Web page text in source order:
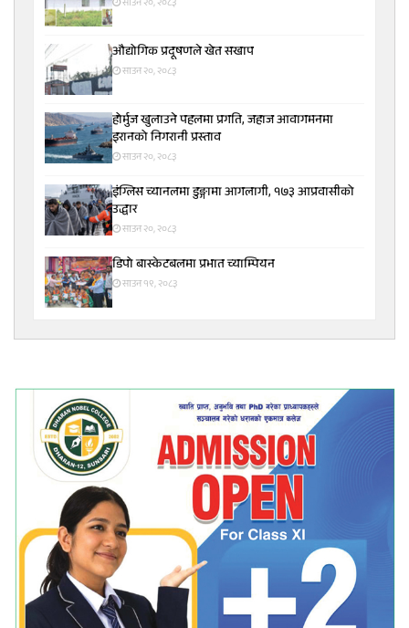
साउन २०, २०८३
औद्योगिक प्रदूषणले खेत सखाप
साउन २०, २०८३
होर्मुज खुलाउने पहलमा प्रगति, जहाज आवागमनमा
इरानको निगरानी प्रस्ताव
साउन २०, २०८३
इंग्लिस च्यानलमा डुङ्गामा आगलागी, १७३ आप्रवासीको
उद्धार
साउन २०, २०८३
डिपो बास्केटबलमा प्रभात च्याम्पियन
साउन १९, २०८३